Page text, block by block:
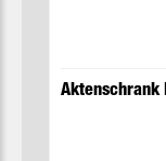
Aktenschrank